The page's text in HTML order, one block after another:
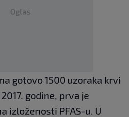
Oglas
gotovo 1500 uzoraka krvi
godine, prva je
izloženosti PFAS-u. U